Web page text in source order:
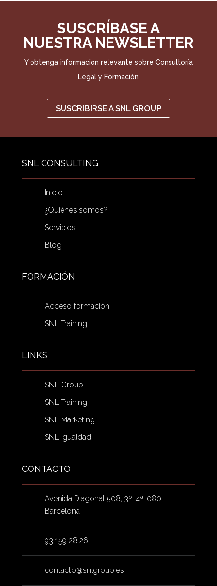
SUSCRÍBASE A
NUESTRA NEWSLETTER
Y obtenga información relevante sobre Consultoría
Legal y Formación
SUSCRIBIRSE A SNL GROUP
SNL CONSULTING
Inicio
¿Quiénes somos?
Servicios
Blog
FORMACIÓN
Acceso formación
SNL Training
LINKS
SNL Group
SNL Training
SNL Marketing
SNL Igualdad
CONTACTO
Avenida Diagonal 508, 3º-4ª, 080
Barcelona
93 159 28 26
contacto@snlgroup.es